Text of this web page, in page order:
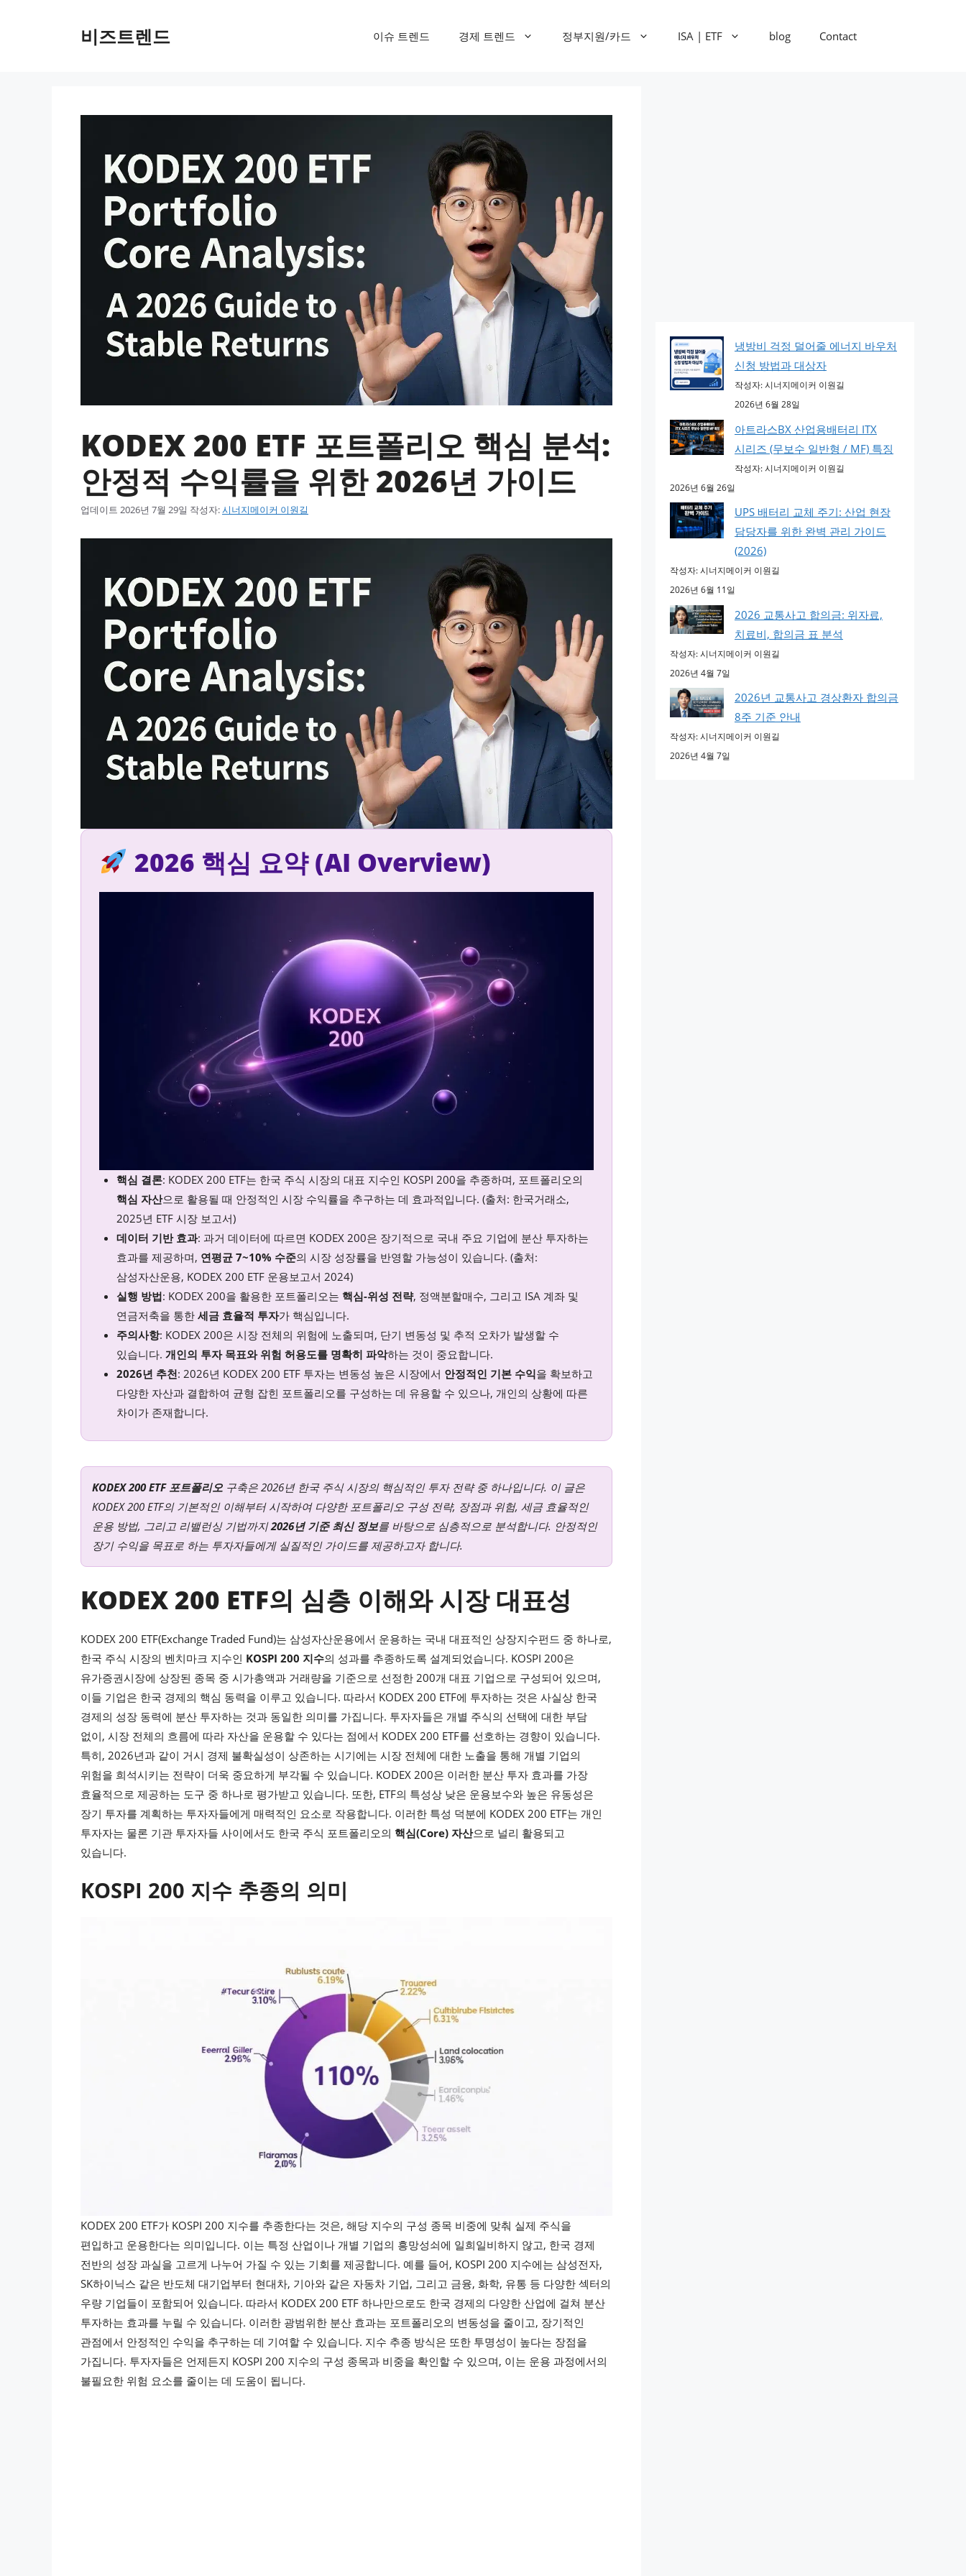
비즈트렌드 이슈 트렌드 경제 트렌드 정부지원/카드 ISA | ETF blog Contact
KODEX 200 ETF 포트폴리오 핵심 분석:
안정적 수익률을 위한 2026년 가이드
업데이트 2026년 7월 29일 작성자:시너지메이커 이원길
2026 핵심 요약 (AI Overview)
핵심 결론: KODEX 200 ETF는 한국 주식 시장의 대표 지수인 KOSPI 200을 추종하며, 포트폴리오의
핵심 자산으로 활용될 때 안정적인 시장 수익률을 추구하는 데 효과적입니다. (출처: 한국거래소,
2025년 ETF 시장 보고서)
데이터 기반 효과: 과거 데이터에 따르면 KODEX 200은 장기적으로 국내 주요 기업에 분산 투자하는
효과를 제공하며, 연평균 7~10% 수준의 시장 성장률을 반영할 가능성이 있습니다. (출처:
삼성자산운용, KODEX 200 ETF 운용보고서 2024)
실행 방법: KODEX 200을 활용한 포트폴리오는 핵심-위성 전략, 정액분할매수, 그리고 ISA 계좌 및
연금저축을 통한 세금 효율적 투자가 핵심입니다.
주의사항: KODEX 200은 시장 전체의 위험에 노출되며, 단기 변동성 및 추적 오차가 발생할 수
있습니다. 개인의 투자 목표와 위험 허용도를 명확히 파악하는 것이 중요합니다.
2026년 추천: 2026년 KODEX 200 ETF 투자는 변동성 높은 시장에서 안정적인 기본 수익을 확보하고
다양한 자산과 결합하여 균형 잡힌 포트폴리오를 구성하는 데 유용할 수 있으나, 개인의 상황에 따른
차이가 존재합니다.
KODEX 200 ETF 포트폴리오 구축은 2026년 한국 주식 시장의 핵심적인 투자 전략 중 하나입니다. 이 글은
KODEX 200 ETF의 기본적인 이해부터 시작하여 다양한 포트폴리오 구성 전략, 장점과 위험, 세금 효율적인
운용 방법, 그리고 리밸런싱 기법까지2026년 기준 최신 정보를 바탕으로 심층적으로 분석합니다. 안정적인
장기 수익을 목표로 하는 투자자들에게 실질적인 가이드를 제공하고자 합니다.
KODEX 200 ETF의 심층 이해와 시장 대표성
KODEX 200 ETF(Exchange Traded Fund)는 삼성자산운용에서 운용하는 국내 대표적인 상장지수펀드 중 하나로,
한국 주식 시장의 벤치마크 지수인 KOSPI 200 지수의 성과를 추종하도록 설계되었습니다. KOSPI 200은
유가증권시장에 상장된 종목 중 시가총액과 거래량을 기준으로 선정한 200개 대표 기업으로 구성되어 있으며,
이들 기업은 한국 경제의 핵심 동력을 이루고 있습니다. 따라서 KODEX 200 ETF에 투자하는 것은 사실상 한국
경제의 성장 동력에 분산 투자하는 것과 동일한 의미를 가집니다. 투자자들은 개별 주식의 선택에 대한 부담
없이, 시장 전체의 흐름에 따라 자산을 운용할 수 있다는 점에서 KODEX 200 ETF를 선호하는 경향이 있습니다.
특히, 2026년과 같이 거시 경제 불확실성이 상존하는 시기에는 시장 전체에 대한 노출을 통해 개별 기업의
위험을 희석시키는 전략이 더욱 중요하게 부각될 수 있습니다. KODEX 200은 이러한 분산 투자 효과를 가장
효율적으로 제공하는 도구 중 하나로 평가받고 있습니다. 또한, ETF의 특성상 낮은 운용보수와 높은 유동성은
장기 투자를 계획하는 투자자들에게 매력적인 요소로 작용합니다. 이러한 특성 덕분에 KODEX 200 ETF는 개인
투자자는 물론 기관 투자자들 사이에서도 한국 주식 포트폴리오의 핵심(Core) 자산으로 널리 활용되고
있습니다.
KOSPI 200 지수 추종의 의미
KODEX 200 ETF가 KOSPI 200 지수를 추종한다는 것은, 해당 지수의 구성 종목 비중에 맞춰 실제 주식을
편입하고 운용한다는 의미입니다. 이는 특정 산업이나 개별 기업의 흥망성쇠에 일희일비하지 않고, 한국 경제
전반의 성장 과실을 고르게 나누어 가질 수 있는 기회를 제공합니다. 예를 들어, KOSPI 200 지수에는 삼성전자,
SK하이닉스 같은 반도체 대기업부터 현대차, 기아와 같은 자동차 기업, 그리고 금융, 화학, 유통 등 다양한 섹터의
우량 기업들이 포함되어 있습니다. 따라서 KODEX 200 ETF 하나만으로도 한국 경제의 다양한 산업에 걸쳐 분산
투자하는 효과를 누릴 수 있습니다. 이러한 광범위한 분산 효과는 포트폴리오의 변동성을 줄이고, 장기적인
관점에서 안정적인 수익을 추구하는 데 기여할 수 있습니다. 지수 추종 방식은 또한 투명성이 높다는 장점을
가집니다. 투자자들은 언제든지 KOSPI 200 지수의 구성 종목과 비중을 확인할 수 있으며, 이는 운용 과정에서의
불필요한 위험 요소를 줄이는 데 도움이 됩니다.
냉방비 걱정 덜어줄 에너지 바우처
신청 방법과 대상자
작성자: 시너지메이커 이원길
2026년 6월 28일
아트라스BX 산업용배터리 ITX
시리즈 (무보수 일반형 / MF) 특징
작성자: 시너지메이커 이원길
2026년 6월 26일
UPS 배터리 교체 주기: 산업 현장
담당자를 위한 완벽 관리 가이드
(2026)
작성자: 시너지메이커 이원길
2026년 6월 11일
2026 교통사고 합의금: 위자료,
치료비, 합의금 표 분석
작성자: 시너지메이커 이원길
2026년 4월 7일
2026년 교통사고 경상환자 합의금
8주 기준 안내
작성자: 시너지메이커 이원길
2026년 4월 7일